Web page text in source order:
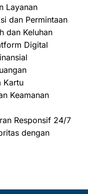
Layanan
dan Permintaan
dan Keluhan
Digital
Kartu
Keamanan
Responsif 24/7
dengan